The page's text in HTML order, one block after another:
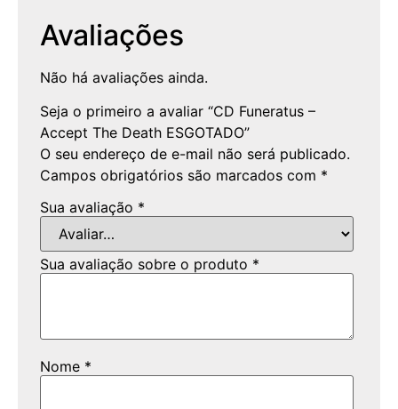
Avaliações
Não há avaliações ainda.
Seja o primeiro a avaliar “CD Funeratus –
Accept The Death ESGOTADO”
O seu endereço de e-mail não será publicado.
Campos obrigatórios são marcados com *
Sua avaliação *
Sua avaliação sobre o produto *
Nome *